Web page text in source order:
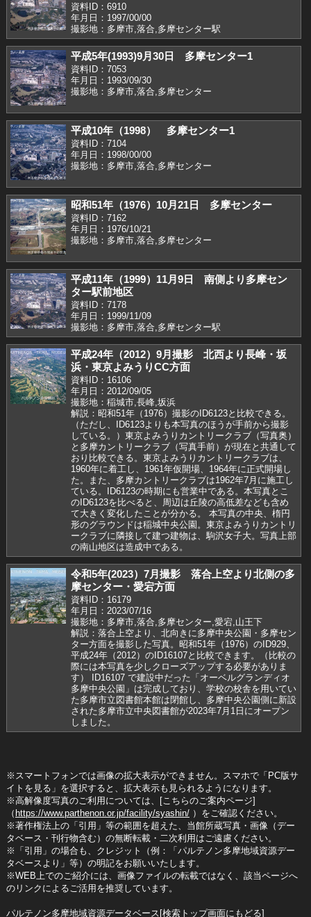
資料ID：6910
年月日：1997/00/00
撮影地：多摩市,落合,多摩センター駅
平成5年(1993)9月30日 多摩センター1
資料ID：7053
年月日：1993/09/30
撮影地：多摩市,落合,多摩センター
平成10年（1998） 多摩センター1
資料ID：7104
年月日：1998/00/00
撮影地：多摩市,落合,多摩センター
昭和51年（1976）10月21日 多摩センター
資料ID：7162
年月日：1976/10/21
撮影地：多摩市,落合,多摩センター
平成11年（1999）11月9日 南側より多摩セン
ター駅前地区
資料ID：7178
年月日：1999/11/09
撮影地：多摩市,落合,多摩センター駅
平成24年（2012）9月撮影 北西より長峰・坂
浜・東京よみうりCC方面
資料ID：16106
年月日：2012/09/05
撮影地：稲城市,長峰,坂浜
解説：昭和51年（1976）撮影のID6123と比較できる。
（ただし、ID6123よりも本写真のほうが手前から撮影
している。）東京よみうりカントリークラブ（写真奥）
と多摩カントリークラブ（写真手前）が現在と共通して
おり比較できる。東京よみうりカントリークラブは、
1960年に着工し、1961年仮開場、1964年に正式開場し
た。また、多摩カントリークラブは1962年7月に施工し
ている。ID6123の時期にも営業中である。本写真とこ
のID6123を比べると、周辺は丘陵の高低差なども含め
て大きく変化したことが分かる。 本写真の中央、楕円
形のグラウンドは稲城中央公園。東京よみうりカントリ
ークラブに隣接して建つ建物は、駒沢女子大。写真上部
の南山地区は造成中である。
令和5年(2023）7月撮影 落合上空より北側の多
摩センター・愛宕方面
資料ID：16179
年月日：2023/07/16
撮影地：多摩市,落合,多摩センター,愛宕,山王下
解説：落合上空より、北向きに多摩中央公園・多摩セン
ター方面を撮影した写真。昭和51年（1976）のID929、
平成24年（2012）のID16107と比較できます。（比較の
際には本写真を少しクローズアップする必要がありま
す） ID16107 で建設中だった「オーベルグランディオ
多摩中央公園」は完成しており、学校の校舎を用いてい
た多摩市立図書館本館は閉館し、多摩中央公園側に新設
された多摩市立中央図書館が2023年7月1日にオープン
しました。
※スマートフォンでは画像の拡大表示ができません。スマホで「PC版サ
イトを見る」を選択すると、拡大表示も見られるようになります。
※高解像度写真のご利用については、[こちらのご案内ページ]
（ https://www.parthenon.or.jp/facility/syashin/）をご確認ください。
※著作権法上の「引用」等の範囲を超えた、当館所蔵写真・画像（デー
タベース・刊行物含む）の無断転載・二次利用はご遠慮ください。
※「引用」の場合も、クレジット（例：「パルテノン多摩地域資源デー
タベースより」等）の明記をお願いいたします。
※WEB上でのご紹介には、画像ファイルの転載ではなく、該当ページへ
のリンクによるご活用を推奨しています。
パルテノン多摩地域資源データベース[検索トップ画面にもどる]